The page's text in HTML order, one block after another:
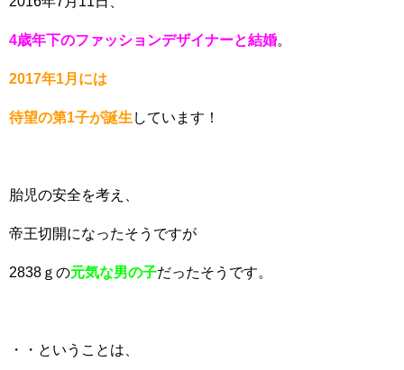
4歳年下のファッションデザイナーと結婚。
2017年1月には
待望の第1子が誕生 しています！
胎児の安全を考え、
帝王切開になったそうですが
2838ｇの元気な男の子だったそうです。
・・ということは、